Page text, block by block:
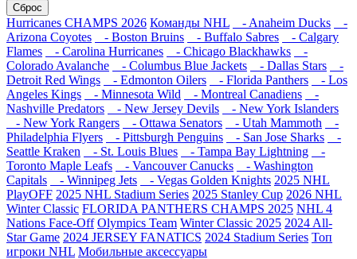
Сброс
Hurricanes CHAMPS 2026 Команды NHL - Anaheim Ducks
-
Arizona Coyotes
- Boston Bruins - Buffalo Sabres
- Calgary
Flames
- Carolina Hurricanes - Chicago Blackhawks
-
Colorado Avalanche
- Columbus Blue Jackets - Dallas Stars
-
Detroit Red Wings
- Edmonton Oilers - Florida Panthers
- Los
Angeles Kings
- Minnesota Wild - Montreal Canadiens
-
Nashville Predators
- New Jersey Devils
- New York Islanders
- New York Rangers
- Ottawa Senators - Utah Mammoth
-
Philadelphia Flyers
- Pittsburgh Penguins - San Jose Sharks
-
Seattle Kraken
- St. Louis Blues - Tampa Bay Lightning
-
Toronto Maple Leafs
- Vancouver Canucks
- Washington
Capitals
- Winnipeg Jets - Vegas Golden Knights 2025 NHL
PlayOFF 2025 NHL Stadium Series 2025 Stanley Cup 2026 NHL
Winter Classic FLORIDA PANTHERS CHAMPS 2025 NHL 4
Nations Face-Off Olympics Team Winter Classic 2025 2024 All-
Star Game 2024 JERSEY FANATICS 2024 Stadium Series Топ
игроки NHL Мобильные аксессуары